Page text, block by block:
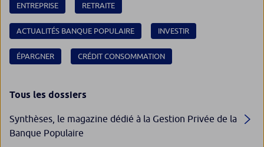
ENTREPRISE RETRAITE
ACTUALITÉS BANQUE POPULAIRE INVESTIR
ÉPARGNER CRÉDIT CONSOMMATION
Tous les dossiers
Synthèses, le magazine dédié à la Gestion Privée de la
Banque Populaire